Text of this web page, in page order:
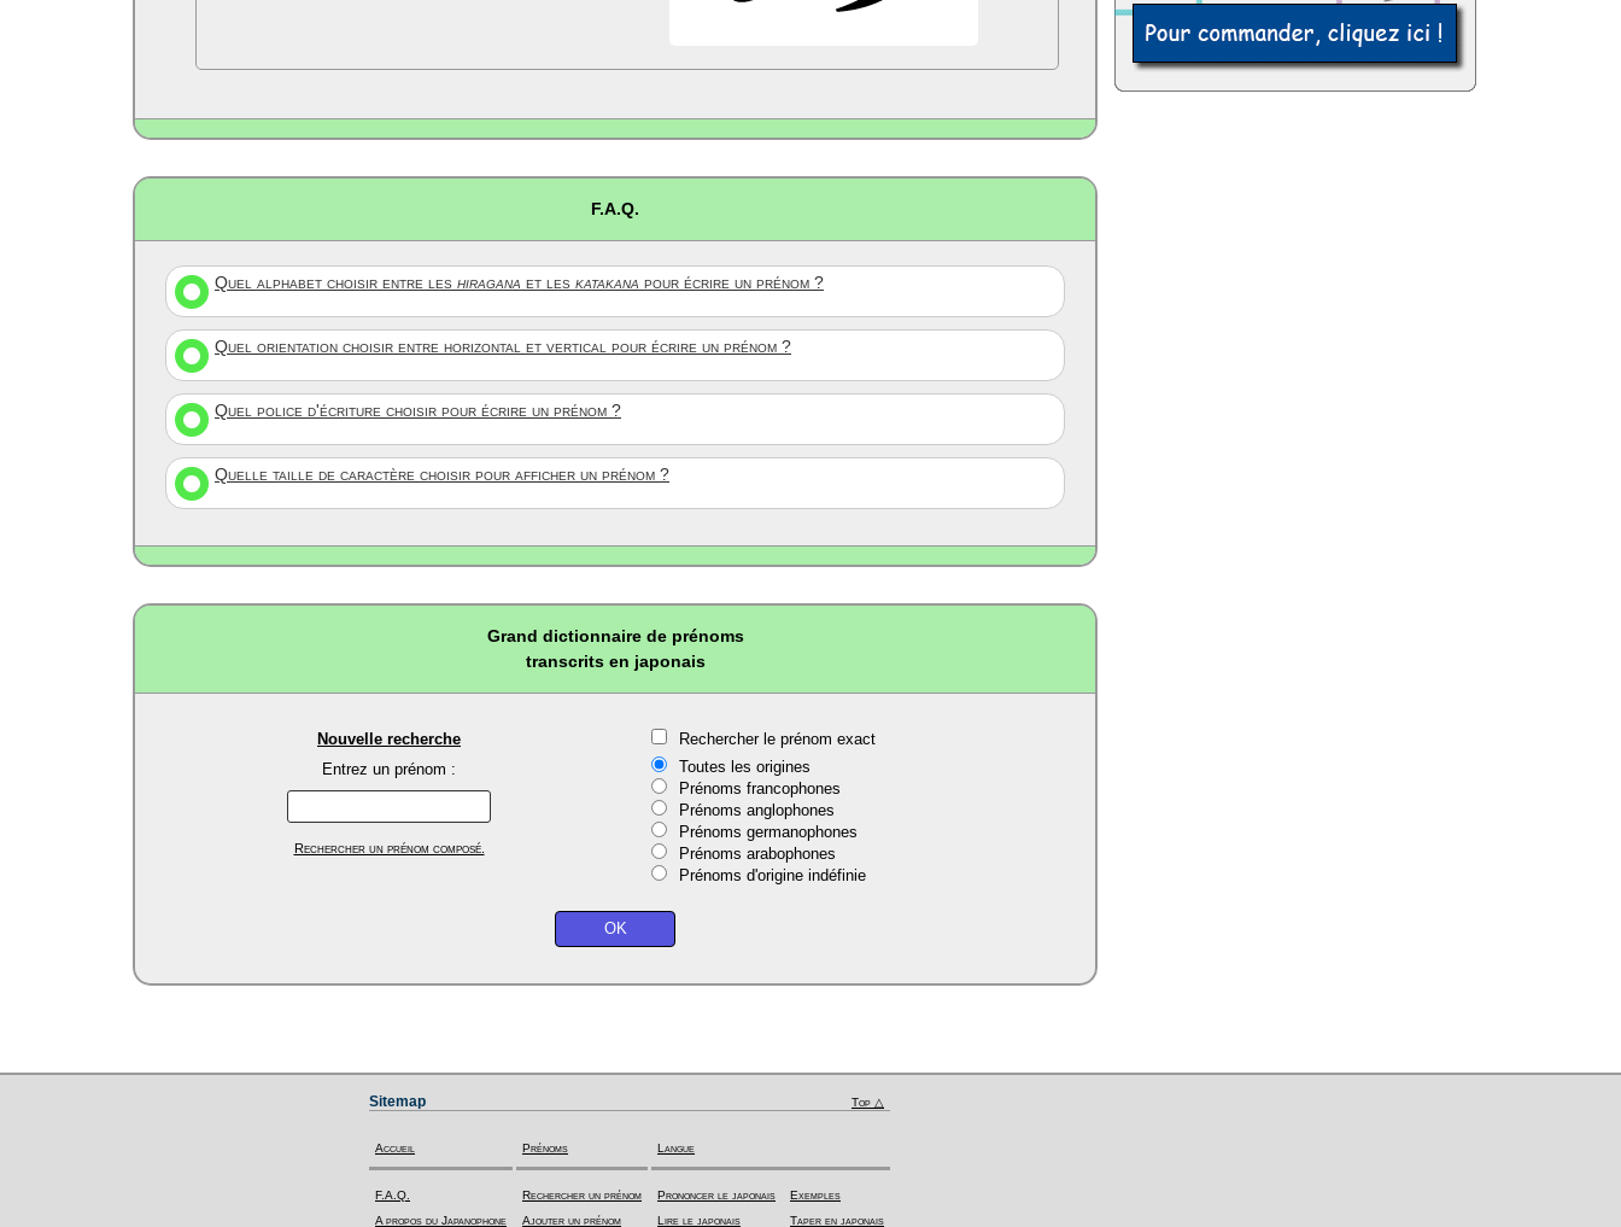
F.A.Q.
Quel alphabet choisir entre les hiragana et les katakana pour écrire un prénom ?
Quel orientation choisir entre horizontal et vertical pour écrire un prénom ?
Quel police d'écriture choisir pour écrire un prénom ?
Quelle taille de caractère choisir pour afficher un prénom ?
Grand dictionnaire de prénoms
transcrits en japonais
Nouvelle recherche
Entrez un prénom :
Rechercher un prénom composé.
Rechercher le prénom exact
Toutes les origines
Prénoms francophones
Prénoms anglophones
Prénoms germanophones
Prénoms arabophones
Prénoms d'origine indéfinie
Sitemap Top △
Accueil
F.A.Q.
A propos du Japanophone
Prénoms
Rechercher un prénom
Ajouter un prénom
Langue
Prononcer le japonais
Lire le japonais
Exemples
Taper en japonais